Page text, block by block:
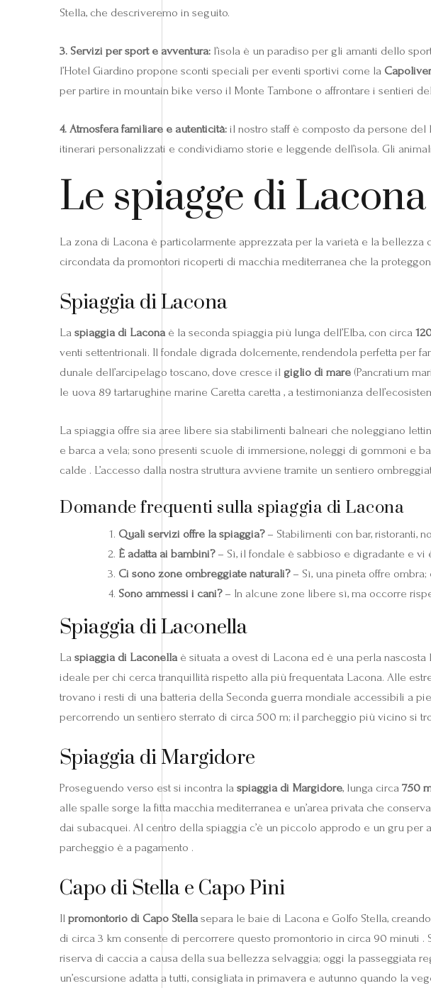
Stella, che descriveremo in seguito.
3. Servizi per sport e avventura: l’isola è un paradiso per gli amanti dello
l’Hotel Giardino propone sconti speciali per eventi sportivi come la
per partire in mountain bike verso il Monte Tambone o affrontare i sentieri
4. Atmosfera familiare e autenticità: il nostro staff è composto da persone
itinerari personalizzati e condividiamo storie e leggende dell’isola. Gli
Le spiagge di
La zona di Lacona è particolarmente apprezzata per la varietà e la
circondata da promontori ricoperti di macchia mediterranea che la
Spiaggia di Lacona
La spiaggia di Laconaè la seconda spiaggia più lunga dell’Elba, con circa
venti settentrionali. Il fondale digrada dolcemente, rendendola perfetta per
dunale dell’arcipelago toscano, dove cresce il giglio di mare (Pancratium
le uova 89 tartarughine marine Caretta caretta , a testimonianza
La spiaggia offre sia aree libere sia stabilimenti balneari che noleggiano
e barca a vela; sono presenti scuole di immersione, noleggi di gommoni e
calde . L’accesso dalla nostra struttura avviene tramite un sentiero
Domande frequenti sulla spiaggia di Lacona
Quali servizi offre la spiaggia?– Stabilimenti con bar, ristoranti,
È adatta ai bambini?– Sì, il fondale è sabbioso e digradante e
Ci sono zone ombreggiate naturali?– Sì, una pineta offre
Sono ammessi i cani?– In alcune zone libere sì, ma occorre
Spiaggia di Laconella
La spiaggia di Laconellaè situata a ovest di Lacona ed è una perla nascosta
ideale per chi cerca tranquillità rispetto alla più frequentata Lacona. Alle
trovano i resti di una batteria della Seconda guerra mondiale accessibili a
percorrendo un sentiero sterrato di circa 500 m; il parcheggio più vicino si
Spiaggia di Margidore
Proseguendo verso est si incontra la spiaggia di Margidore, lunga circa 750
alle spalle sorge la fitta macchia mediterranea e un’area privata che
dai subacquei. Al centro della spiaggia c’è un piccolo approdo e un gru
parcheggio è a pagamento .
Capo di Stella e Capo Pini
Il promontorio di Capo Stellasepara le baie di Lacona e Golfo Stella,
di circa 3 km consente di percorrere questo promontorio in circa 90 minuti
riserva di caccia a causa della sua bellezza selvaggia; oggi la passeggiata
un’escursione adatta a tutti, consigliata in primavera e autunno quando la